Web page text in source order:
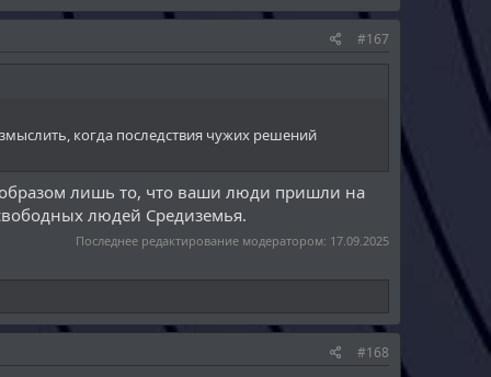
#167
когда последствия чужих решений
лишь то, что ваши люди пришли на
людей Средиземья.
Последнее редактирование модератором: 17.09.2025
#168